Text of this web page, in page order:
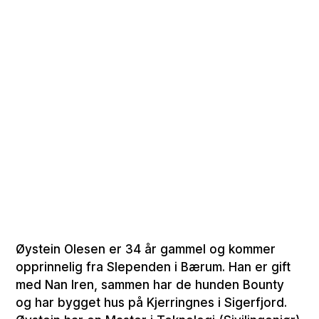
Øystein Olesen er 34 år gammel og kommer
opprinnelig fra Slependen i Bærum. Han er gift
med Nan Iren, sammen har de hunden Bounty
og har bygget hus på Kjerringnes i Sigerfjord.